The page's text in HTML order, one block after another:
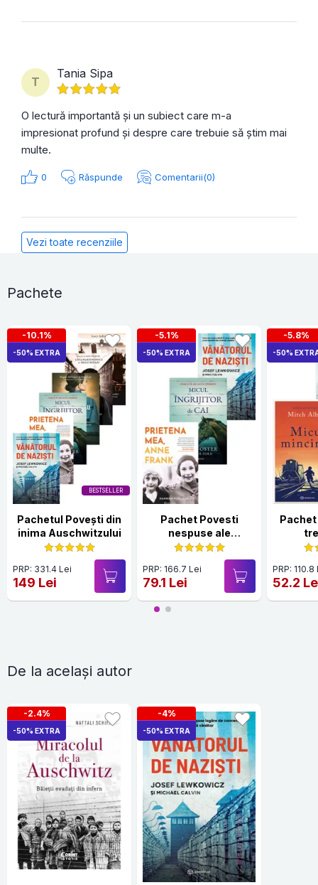
T
Tania Sipa
O lectură importantă și un subiect care m-a
impresionat profund și despre care trebuie să știm mai
multe.
0 Răspunde Comentarii(0)
Vezi toate recenziile
Pachete
BESTSELLER
-10.1%
-50% EXTRA
Pachetul Povești din
inima Auschwitzului
PRP: 331.4 Lei
149 Lei
-5.1%
-50% EXTRA
Pachet Povesti
nespuse ale
Holocaustului
PRP: 166.7 Lei
79.1 Lei
-5.8%
-50%
PRP: 110.8
52.2
De la același autor
-2.4%
-50% EXTRA
-4%
-50% EXTRA